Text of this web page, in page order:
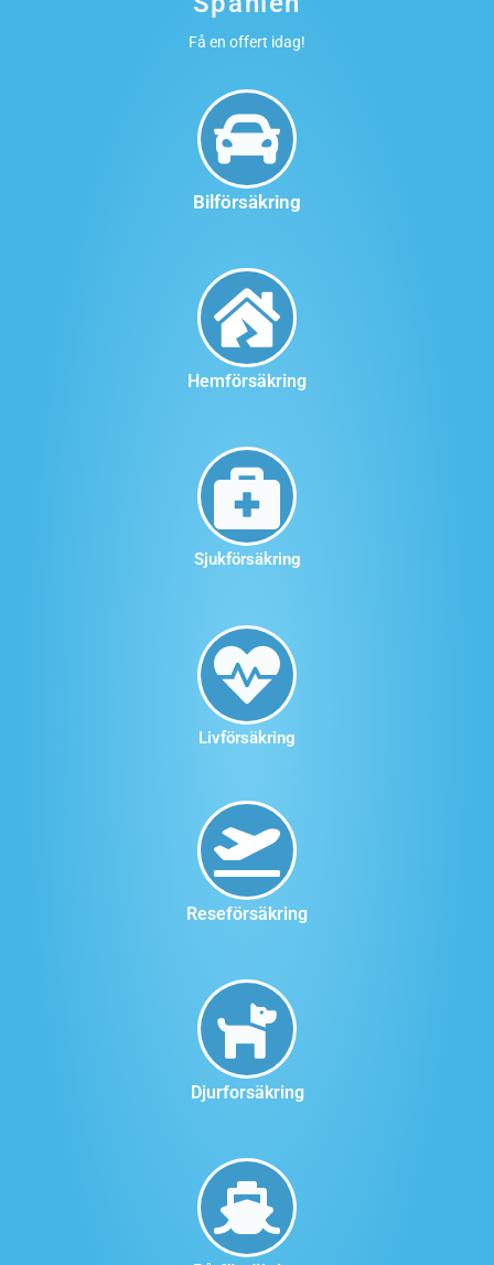
Få en offert idag!
Bilförsäkring
Hemförsäkring
Sjukförsäkring
Livförsäkring
Reseförsäkring
Djurforsäkring